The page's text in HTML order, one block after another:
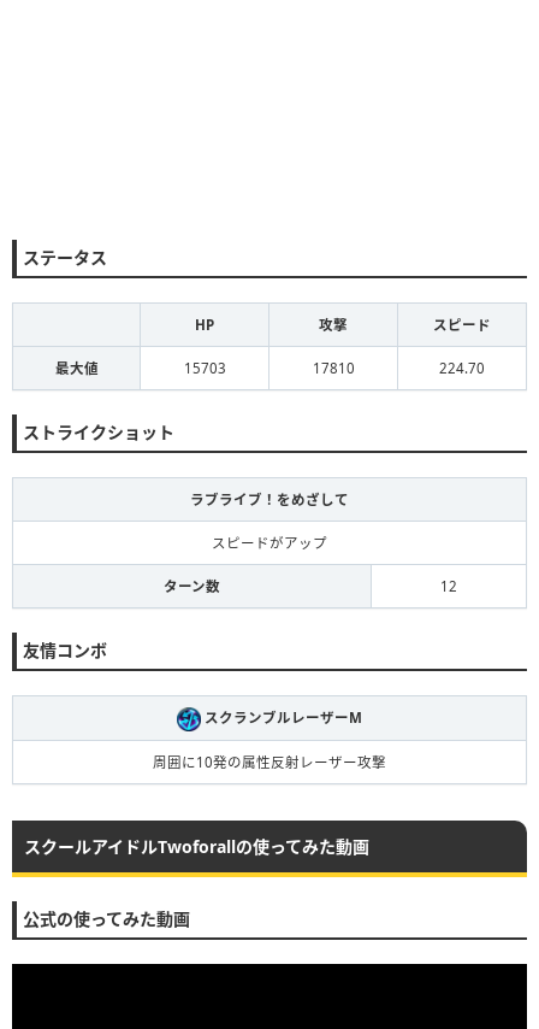
ステータス
HP 攻撃 スピード
最大値 15703 17810 224.70
ストライクショット
ラブライブ！をめざして
スピードがアップ
ターン数 12
友情コンボ
スクランブルレーザーM
周囲に10発の属性反射レーザー攻撃
スクールアイドルTwoforallの使ってみた動画
公式の使ってみた動画